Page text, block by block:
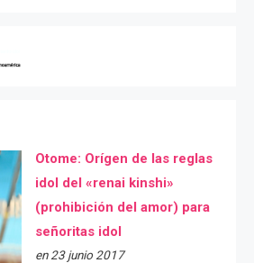
Otome: Orígen de las reglas
idol del «renai kinshi»
(prohibición del amor) para
señoritas idol
en 23 junio 2017